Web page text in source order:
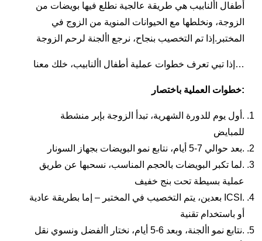
أطفال األنابيب هي طريقة عالجية نطلع فيها بويضات من
الزوجة، ونخلطها مع الحيوانات المنوية من الزوج في
المختبر.إذا تم التخصيب بنجاح، نرجع األجنة لرحم الزوجة
…إذا تبي تعرف خطوات عملية أطفال األنابيب، خلك معنا
:خطوات العملية باختصار
.أول يوم للدورة الشهرية، تبدأ الزوجة بإبر منشطة
للمبايض
.بعد حوالي 7-5 أيام، نتابع نمو البويضات بجهاز السونار
.لما تكبر البويضات بالحجم المناسب، نسحبها عن طريق
عملية بسيطة تحت بنج خفيف
.ICSI بعدين، يتم التخصيب في المختبر – إما بطريقة عادية
أو باستخدام تقنية
.نتابع نمو األجنة، وبعد 6-5 أيام، نختار األفضل ونسوي نقل